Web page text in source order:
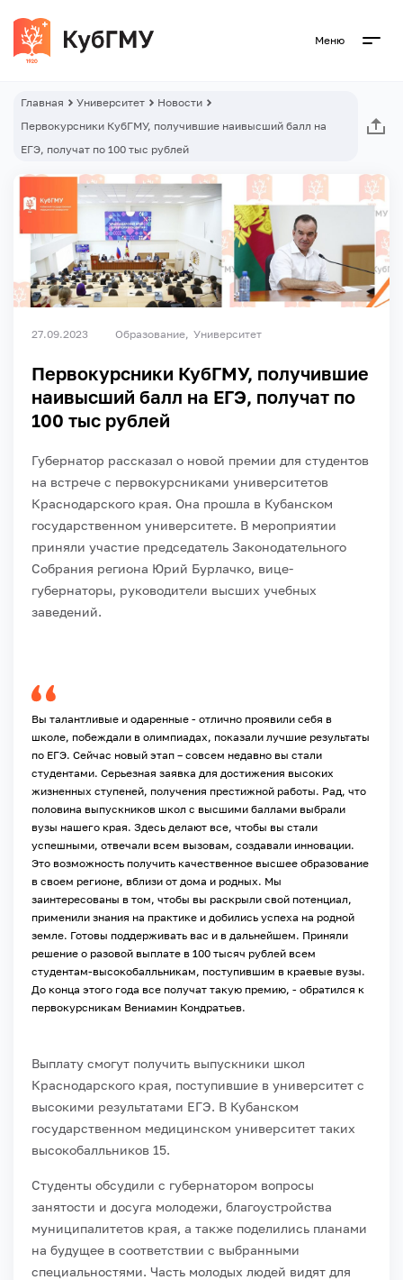
Меню
Главная Университет
Новости
Первокурсники КубГМУ, получившие наивысший балл на
ЕГЭ, получат по 100 тыс рублей
27.09.2023 Образование Университет
Первокурсники КубГМУ, получившие
наивысший балл на ЕГЭ, получат по
100 тыс рублей
Губернатор рассказал о новой премии для студентов
на встрече с первокурсниками университетов
Краснодарского края. Она прошла в Кубанском
государственном университете. В мероприятии
приняли участие председатель Законодательного
Собрания региона Юрий Бурлачко, вице-
губернаторы, руководители высших учебных
заведений.
Вы талантливые и одаренные - отлично проявили себя в
школе, побеждали в олимпиадах, показали лучшие результаты
по ЕГЭ. Сейчас новый этап – совсем недавно вы стали
студентами. Серьезная заявка для достижения высоких
жизненных ступеней, получения престижной работы. Рад, что
половина выпускников школ с высшими баллами выбрали
вузы нашего края. Здесь делают все, чтобы вы стали
успешными, отвечали всем вызовам, создавали инновации.
Это возможность получить качественное высшее образование
в своем регионе, вблизи от дома и родных. Мы
заинтересованы в том, чтобы вы раскрыли свой потенциал,
применили знания на практике и добились успеха на родной
земле. Готовы поддерживать вас и в дальнейшем. Приняли
решение о разовой выплате в 100 тысяч рублей всем
студентам-высокобалльникам, поступившим в краевые вузы.
До конца этого года все получат такую премию, - обратился к
первокурсникам Вениамин Кондратьев.
Выплату смогут получить выпускники школ
Краснодарского края, поступившие в университет с
высокими результатами ЕГЭ. В Кубанском
государственном медицинском университет таких
высокобалльников 15.
Студенты обсудили с губернатором вопросы
занятости и досуга молодежи, благоустройства
муниципалитетов края, а также поделились планами
на будущее в соответствии с выбранными
специальностями. Часть молодых людей видят для